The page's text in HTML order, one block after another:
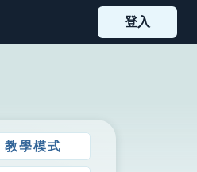
登入
教學模式